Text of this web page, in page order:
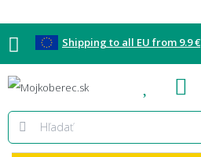
Shipping to all EU from 9.9 €
Blog Kontakt